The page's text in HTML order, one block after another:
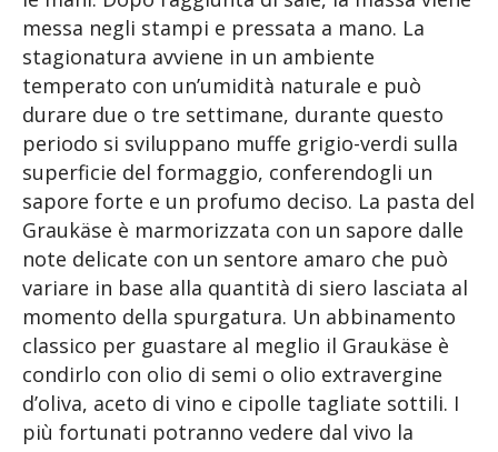
messa negli stampi e pressata a mano. La
stagionatura avviene in un ambiente
temperato con un’umidità naturale e può
durare due o tre settimane, durante questo
periodo si sviluppano muffe grigio-verdi sulla
superficie del formaggio, conferendogli un
sapore forte e un profumo deciso. La pasta del
Graukäse è marmorizzata con un sapore dalle
note delicate con un sentore amaro che può
variare in base alla quantità di siero lasciata al
momento della spurgatura. Un abbinamento
classico per guastare al meglio il Graukäse è
condirlo con olio di semi o olio extravergine
d’oliva, aceto di vino e cipolle tagliate sottili. I
più fortunati potranno vedere dal vivo la